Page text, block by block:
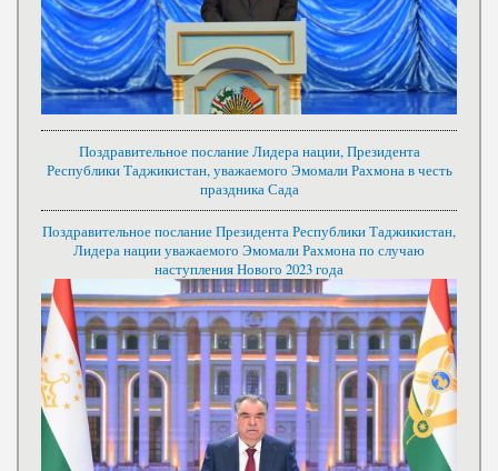
Поздравительное послание Лидера нации, Президента
Республики Таджикистан, уважаемого Эмомали Рахмона в честь
праздника Сада
Поздравительное послание Президента Республики Таджикистан,
Лидера нации уважаемого Эмомали Рахмона по случаю
наступления Нового 2023 года